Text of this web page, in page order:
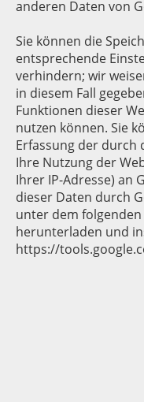
anderen Daten von
Sie können die
entsprechende
verhindern; wir
in diesem Fall
Funktionen dieser
nutzen können. Sie
Erfassung der durch
Ihre Nutzung der
Ihrer IP-Adresse) an
dieser Daten durch
unter dem
herunterladen und
https://